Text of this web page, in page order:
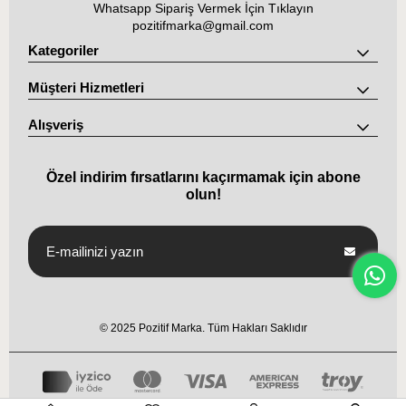
Whatsapp Sipariş Vermek İçin Tıklayın
pozitifmarka@gmail.com
Kategoriler
Müşteri Hizmetleri
Alışveriş
Özel indirim fırsatlarını kaçırmamak için abone
olun!
© 2025 Pozitif Marka. Tüm Hakları Saklıdır